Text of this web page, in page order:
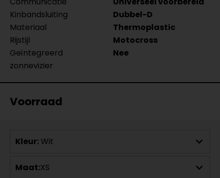
Kinbandsluiting
Dubbel-D
Materiaal
Thermoplastic
Rijstijl
Motocross
Geïntegreerd
zonnevizier
Nee
Voorraad
Kleur: Wit
Maat:XS